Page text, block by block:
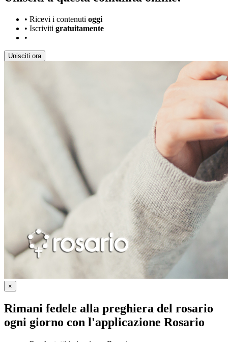
• Ricevi i contenuti oggi
• Iscriviti gratuitamente
•
Unisciti ora
×
Rimani fedele alla preghiera del rosario
ogni giorno con l'applicazione Rosario